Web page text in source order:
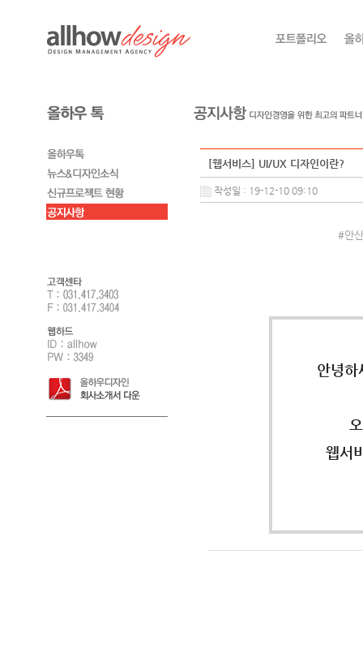
[웹서비스] UI/UX 디자인이란?
작성일 : 19-12-10 09:10
#안
안녕
웹서